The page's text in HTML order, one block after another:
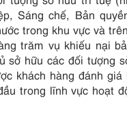
Sáng chế, Bản
trong khu vực và
trăm vụ khiếu nại
sở hữu các đối tượng
khách hàng đánh
trong lĩnh vực hoạt